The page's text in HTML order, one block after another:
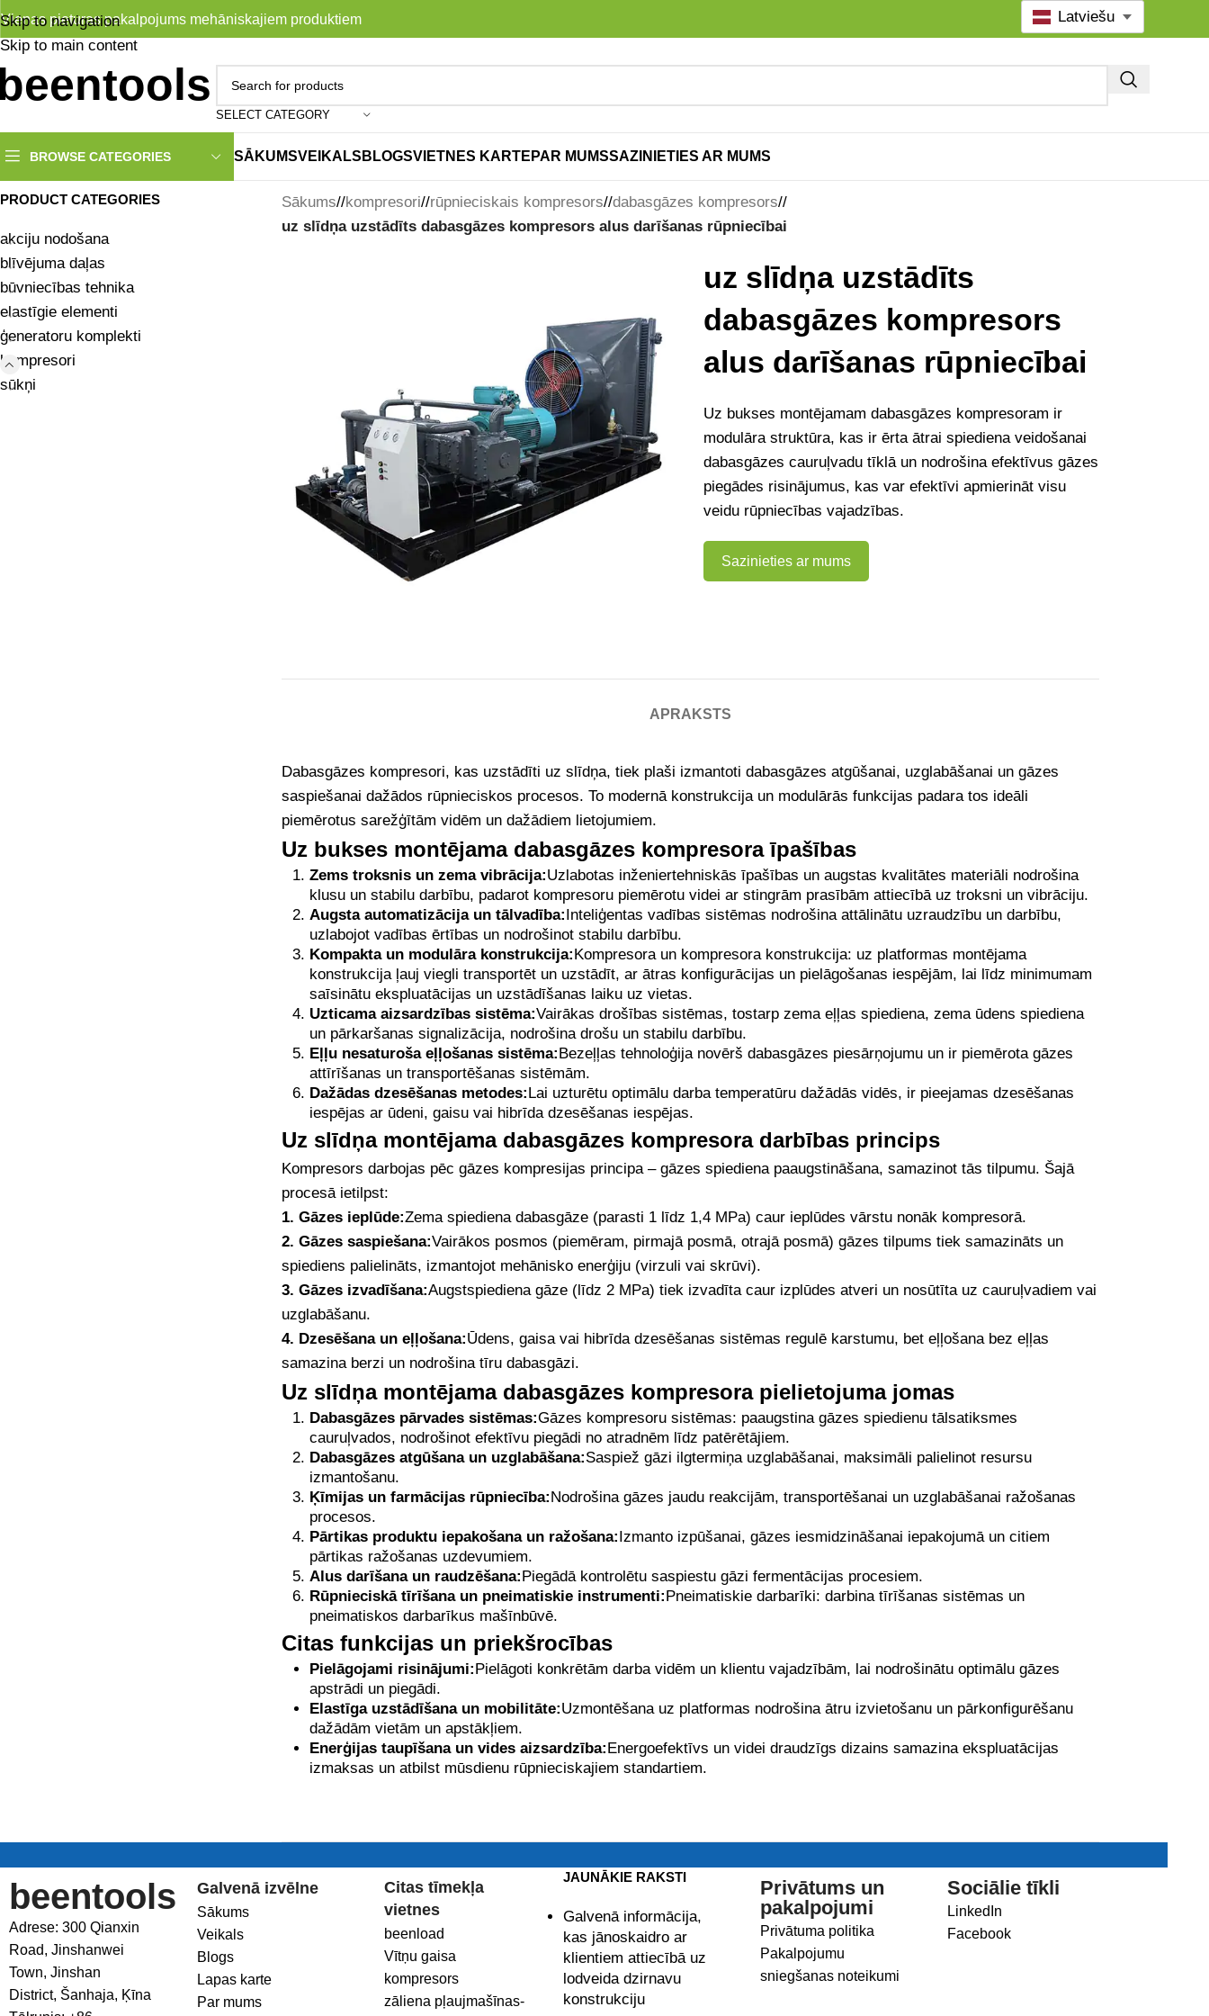
Skip to navigation
Skip to main content
Vienas pieturas pakalpojums mehāniskajiem produktiem
SELECT CATEGORY
BROWSE CATEGORIES SĀKUMSVEIKALS BLOGSVIETNES KARTE PAR MUMSSAZINIETIES AR MUMS
Latviešu
PRODUCT CATEGORIES
akciju nodošana
blīvējuma daļas
būvniecības tehnika
elastīgie elementi
ģeneratoru komplekti
kompresori
sūkņi
Sākums/ kompresori/ rūpnieciskais kompresors/ dabasgāzes kompresors/
uz slīdņa uzstādīts dabasgāzes kompresors alus darīšanas rūpniecībai
uz slīdņa uzstādīts
dabasgāzes kompresors
alus darīšanas rūpniecībai
Uz bukses montējamam dabasgāzes kompresoram ir
modulāra struktūra, kas ir ērta ātrai spiediena veidošanai
dabasgāzes cauruļvadu tīklā un nodrošina efektīvus gāzes
piegādes risinājumus, kas var efektīvi apmierināt visu
veidu rūpniecības vajadzības.
Sazinieties ar mums
APRAKSTS
Dabasgāzes kompresori, kas uzstādīti uz slīdņa, tiek plaši izmantoti dabasgāzes atgūšanai, uzglabāšanai un gāzes
saspiešanai dažādos rūpnieciskos procesos. To modernā konstrukcija un modulārās funkcijas padara tos ideāli
piemērotus sarežģītām vidēm un dažādiem lietojumiem.
Uz bukses montējama dabasgāzes kompresora īpašības
Zems troksnis un zema vibrācija:Uzlabotas inženiertehniskās īpašības un augstas kvalitātes materiāli nodrošina
klusu un stabilu darbību, padarot kompresoru piemērotu videi ar stingrām prasībām attiecībā uz troksni un vibrāciju.
Augsta automatizācija un tālvadība: Inteliģentas vadības sistēmas nodrošina attālinātu uzraudzību un darbību,
uzlabojot vadības ērtības un nodrošinot stabilu darbību.
Kompakta un modulāra konstrukcija: Kompresora un kompresora konstrukcija: uz platformas montējama
konstrukcija ļauj viegli transportēt un uzstādīt, ar ātras konfigurācijas un pielāgošanas iespējām, lai līdz minimumam
saīsinātu ekspluatācijas un uzstādīšanas laiku uz vietas.
Uzticama aizsardzības sistēma:Vairākas drošības sistēmas, tostarp zema eļļas spiediena, zema ūdens spiediena
un pārkaršanas signalizācija, nodrošina drošu un stabilu darbību.
Eļļu nesaturoša eļļošanas sistēma: Bezeļļas tehnoloģija novērš dabasgāzes piesārņojumu un ir piemērota gāzes
attīrīšanas un transportēšanas sistēmām.
Dažādas dzesēšanas metodes: Lai uzturētu optimālu darba temperatūru dažādās vidēs, ir pieejamas dzesēšanas
iespējas ar ūdeni, gaisu vai hibrīda dzesēšanas iespējas.
Uz slīdņa montējama dabasgāzes kompresora darbības princips
Kompresors darbojas pēc gāzes kompresijas principa – gāzes spiediena paaugstināšana, samazinot tās tilpumu. Šajā
procesā ietilpst:
1. Gāzes ieplūde:Zema spiediena dabasgāze (parasti 1 līdz 1,4 MPa) caur ieplūdes vārstu nonāk kompresorā.
2. Gāzes saspiešana:Vairākos posmos (piemēram, pirmajā posmā, otrajā posmā) gāzes tilpums tiek samazināts un
spiediens palielināts, izmantojot mehānisko enerģiju (virzuli vai skrūvi).
3. Gāzes izvadīšana:Augstspiediena gāze (līdz 2 MPa) tiek izvadīta caur izplūdes atveri un nosūtīta uz cauruļvadiem vai
uzglabāšanu.
4. Dzesēšana un eļļošana:Ūdens, gaisa vai hibrīda dzesēšanas sistēmas regulē karstumu, bet eļļošana bez eļļas
samazina berzi un nodrošina tīru dabasgāzi.
Uz slīdņa montējama dabasgāzes kompresora pielietojuma jomas
Dabasgāzes pārvades sistēmas:Gāzes kompresoru sistēmas: paaugstina gāzes spiedienu tālsatiksmes
cauruļvados, nodrošinot efektīvu piegādi no atradnēm līdz patērētājiem.
Dabasgāzes atgūšana un uzglabāšana:Saspiež gāzi ilgtermiņa uzglabāšanai, maksimāli palielinot resursu
izmantošanu.
Ķīmijas un farmācijas rūpniecība: Nodrošina gāzes jaudu reakcijām, transportēšanai un uzglabāšanai ražošanas
procesos.
Pārtikas produktu iepakošana un ražošana: Izmanto izpūšanai, gāzes iesmidzināšanai iepakojumā un citiem
pārtikas ražošanas uzdevumiem.
Alus darīšana un raudzēšana: Piegādā kontrolētu saspiestu gāzi fermentācijas procesiem.
Rūpnieciskā tīrīšana un pneimatiskie instrumenti: Pneimatiskie darbarīki: darbina tīrīšanas sistēmas un
pneimatiskos darbarīkus mašīnbūvē.
Citas funkcijas un priekšrocības
Pielāgojami risinājumi: Pielāgoti konkrētām darba vidēm un klientu vajadzībām, lai nodrošinātu optimālu gāzes
apstrādi un piegādi.
Elastīga uzstādīšana un mobilitāte:Uzmontēšana uz platformas nodrošina ātru izvietošanu un pārkonfigurēšanu
dažādām vietām un apstākļiem.
Enerģijas taupīšana un vides aizsardzība: Energoefektīvs un videi draudzīgs dizains samazina ekspluatācijas
izmaksas un atbilst mūsdienu rūpnieciskajiem standartiem.
beentools
Adrese: 300 Qianxin
Road, Jinshanwei
Town, Jinshan
District, Šanhaja, Ķīna
Galvenā izvēlne
Sākums
Veikals
Blogs
Lapas karte
Par mums
Citas tīmekļa
vietnes
beenload
Vītņu gaisa
kompresors
zāliena pļaujmašīnas-
JAUNĀKIE RAKSTI
Galvenā informācija,
kas jānoskaidro ar
klientiem attiecībā uz
lodveida dzirnavu
konstrukciju
Privātums un
pakalpojumi
Privātuma politika
Pakalpojumu
sniegšanas noteikumi
Sociālie tīkli
LinkedIn
Facebook